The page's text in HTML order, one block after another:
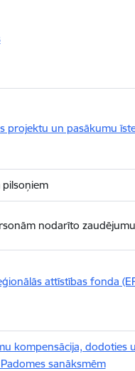
projektu un pasākumu
nodarīto
attīstības fonda
kompensācija, dodoties
sanāksmēm